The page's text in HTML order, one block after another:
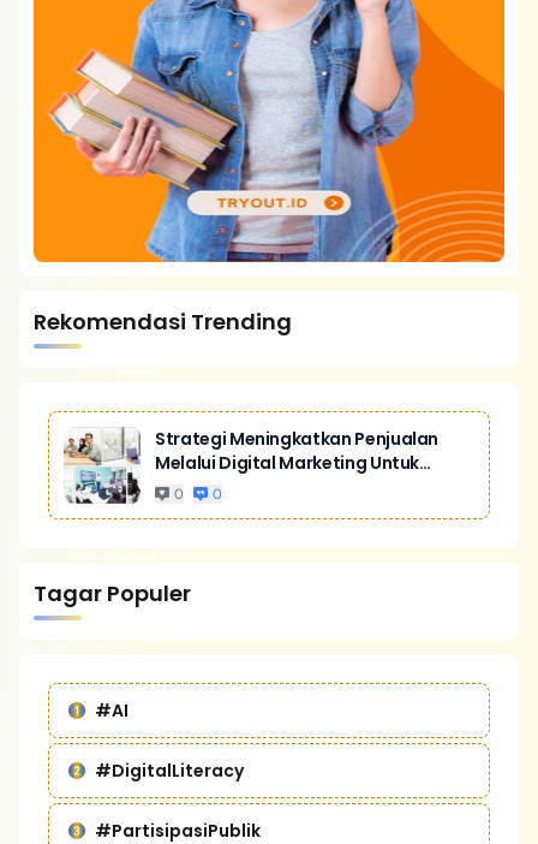
Rekomendasi Trending
Strategi Meningkatkan Penjualan
Melalui Digital Marketing Untuk
Bisnis Yang Lebih Kompetitif
0 0
Tagar Populer
#AI
#DigitalLiteracy
#PartisipasiPublik